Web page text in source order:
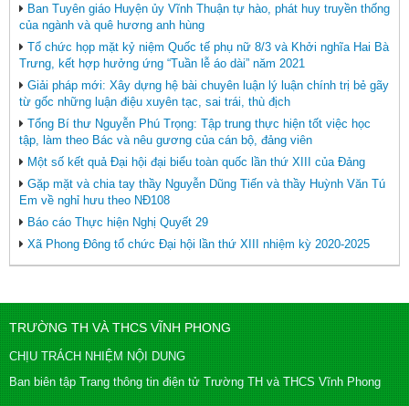
Ban Tuyên giáo Huyện ủy Vĩnh Thuận tự hào, phát huy truyền thống
của ngành và quê hương anh hùng
Tổ chức họp mặt kỷ niệm Quốc tế phụ nữ 8/3 và Khởi nghĩa Hai Bà
Trưng, kết hợp hưởng ứng “Tuần lễ áo dài” năm 2021
Giải pháp mới: Xây dựng hệ bài chuyên luận lý luận chính trị bẻ gãy
từ gốc những luận điệu xuyên tạc, sai trái, thù địch
Tổng Bí thư Nguyễn Phú Trọng: Tập trung thực hiện tốt việc học
tập, làm theo Bác và nêu gương của cán bộ, đảng viên
Một số kết quả Đại hội đại biểu toàn quốc lần thứ XIII của Đảng
Gặp mặt và chia tay thầy Nguyễn Dũng Tiến và thầy Huỳnh Văn Tú
Em về nghỉ hưu theo NĐ108
Báo cáo Thực hiện Nghị Quyết 29
Xã Phong Đông tổ chức Đại hội lần thứ XIII nhiệm kỳ 2020-2025
TRƯỜNG TH VÀ THCS VĨNH PHONG
CHỊU TRÁCH NHIỆM NỘI DUNG
Ban biên tập Trang thông tin điện tử Trường TH và THCS Vĩnh Phong